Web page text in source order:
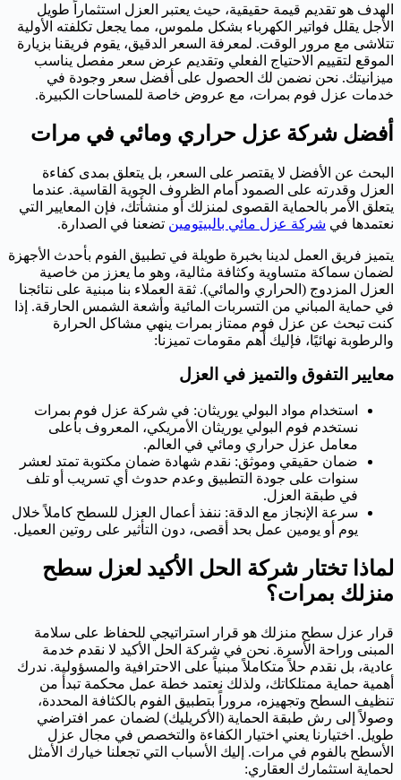
الهدف هو تقديم قيمة حقيقية، حيث يعتبر العزل استثماراً طويل
الأجل يقلل فواتير الكهرباء بشكل ملموس، مما يجعل تكلفته الأولية
تتلاشى مع مرور الوقت. لمعرفة السعر الدقيق، يقوم فريقنا بزيارة
الموقع لتقييم الاحتياج الفعلي وتقديم عرض سعر مفصل يناسب
ميزانيتك. نحن نضمن لك الحصول على أفضل سعر وجودة في
خدمات عزل فوم بمرات، مع عروض خاصة للمساحات الكبيرة.
أفضل شركة عزل حراري ومائي في مرات
البحث عن الأفضل لا يقتصر على السعر، بل يتعلق بمدى كفاءة
العزل وقدرته على الصمود أمام الظروف الجوية القاسية. عندما
يتعلق الأمر بالحماية القصوى لمنزلك أو منشأتك، فإن المعايير التي
نعتمدها في شركة عزل مائي بالبيتومين تضعنا في الصدارة.
يتميز فريق العمل لدينا بخبرة طويلة في تطبيق الفوم بأحدث الأجهزة
لضمان سماكة متساوية وكثافة مثالية، وهو ما يعزز من خاصية
العزل المزدوج (الحراري والمائي). ثقة العملاء بنا مبنية على نتائجنا
في حماية المباني من التسربات المائية وأشعة الشمس الحارقة. إذا
كنت تبحث عن عزل فوم ممتاز بمرات ينهي مشاكل الحرارة
والرطوبة نهائيًا، فإليك أهم مقومات تميزنا:
معايير التفوق والتميز في العزل
استخدام مواد البولي يوريثان: في شركة عزل فوم بمرات
نستخدم فوم البولي يوريثان الأمريكي، المعروف بأعلى
معامل عزل حراري ومائي في العالم.
ضمان حقيقي وموثق: نقدم شهادة ضمان مكتوبة تمتد لعشر
سنوات على جودة التطبيق وعدم حدوث أي تسريب أو تلف
في طبقة العزل.
سرعة الإنجاز مع الدقة: ننفذ أعمال العزل للسطح كاملاً خلال
يوم أو يومين عمل بحد أقصى، دون التأثير على روتين العميل.
لماذا تختار شركة الحل الأكيد لعزل سطح
منزلك بمرات؟
قرار عزل سطح منزلك هو قرار استراتيجي للحفاظ على سلامة
المبنى وراحة الأسرة. نحن في شركة الحل الأكيد لا نقدم خدمة
عادية، بل نقدم حلاً متكاملاً مبنياً على الاحترافية والمسؤولية. ندرك
أهمية حماية ممتلكاتك، ولذلك نعتمد خطة عمل محكمة تبدأ من
تنظيف السطح وتجهيزه، مروراً بتطبيق الفوم بالكثافة المحددة،
وصولاً إلى رش طبقة الحماية (الأكريليك) لضمان عمر افتراضي
طويل. اختيارنا يعني اختيار الكفاءة والتخصص في مجال عزل
الأسطح بالفوم في مرات. إليك الأسباب التي تجعلنا خيارك الأمثل
لحماية استثمارك العقاري: